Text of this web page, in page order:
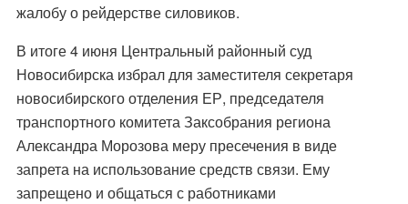
жалобу о рейдерстве силовиков.
В итоге 4 июня Центральный районный суд
Новосибирска избрал для заместителя секретаря
новосибирского отделения ЕР, председателя
транспортного комитета Заксобрания региона
Александра Морозова меру пресечения в виде
запрета на использование средств связи. Ему
запрещено и общаться с работниками